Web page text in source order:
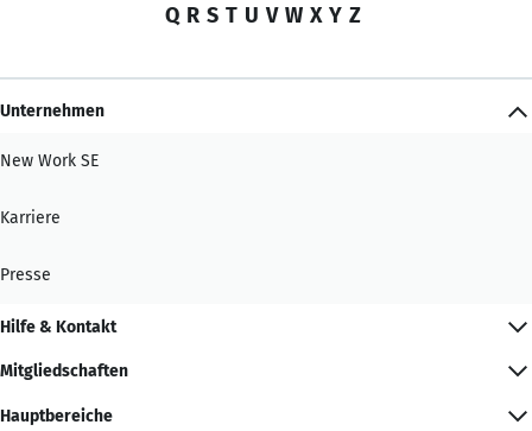
Q R S T U V W X Y Z
Unternehmen
New Work SE
Karriere
Presse
Hilfe & Kontakt
Mitgliedschaften
Hauptbereiche